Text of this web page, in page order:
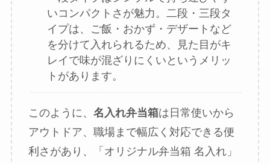
いコンパクトさが魅力。二段・三段タ
イプは、ご飯・おかず・デザートなど
を分けて入れられるため、見た目がキ
レイで味が混ざりにくいというメリッ
トがあります。
このように、 名入れ弁当箱は日常使いから
アウトドア、職場まで幅広く対応できる便
利さがあり、「オリジナル弁当箱 名入れ」